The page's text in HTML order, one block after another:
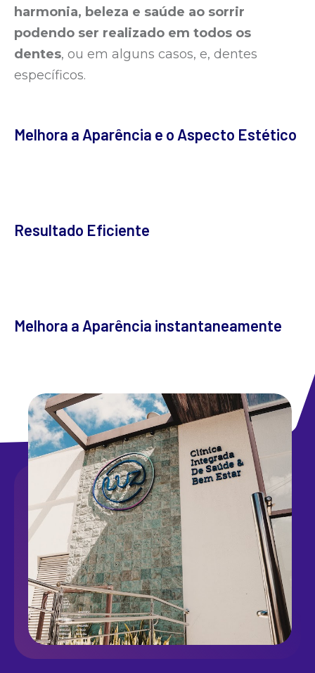
harmonia, beleza e saúde ao sorrir
podendo ser realizado em todos os
dentes, ou em alguns casos, e, dentes
específicos.
Melhora a Aparência e o Aspecto Estético
Resultado Eficiente
Melhora a Aparência instantaneamente